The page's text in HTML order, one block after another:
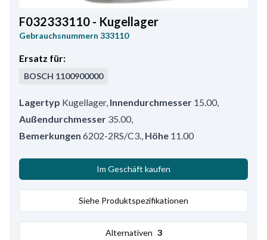
F032333110 - Kugellager
Gebrauchsnummern 333110
Ersatz für:
BOSCH 1100900000
Lagertyp Kugellager, Innendurchmesser 15.00,
Außendurchmesser 35.00,
Bemerkungen 6202-2RS/C3., Höhe 11.00
Im Geschäft kaufen
Siehe Produktspezifikationen
Alternativen 3